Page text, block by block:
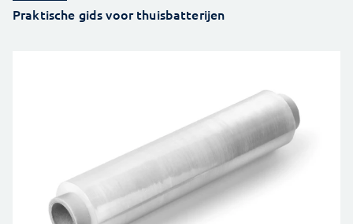
Praktische gids voor thuisbatterijen